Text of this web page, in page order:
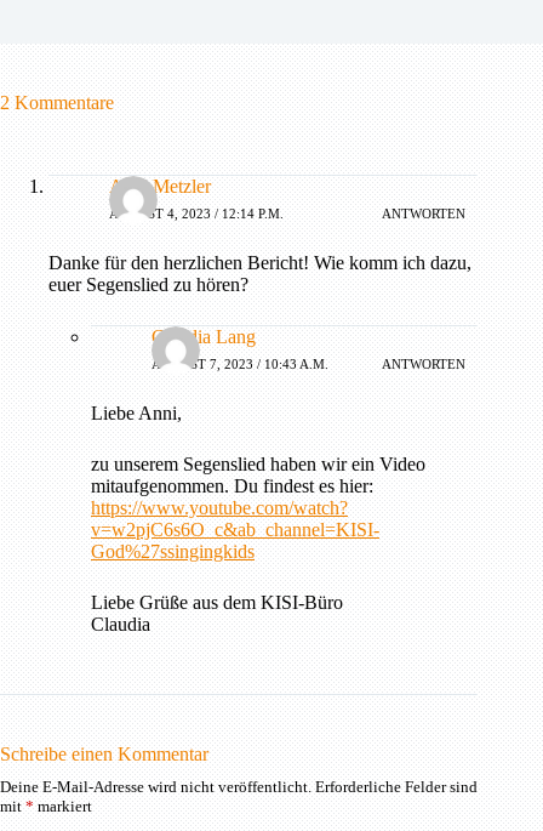
2 Kommentare
Anni Metzler
AUGUST 4, 2023 / 12:14 P.M. ANTWORTEN
Danke für den herzlichen Bericht! Wie komm ich dazu,
euer Segenslied zu hören?
Claudia Lang
AUGUST 7, 2023 / 10:43 A.M. ANTWORTEN
Liebe Anni,
zu unserem Segenslied haben wir ein Video
mitaufgenommen. Du findest es hier:
https://www.youtube.com/watch?
v=w2pjC6s6O_c&ab_channel=KISI-
God%27ssingingkids
Liebe Grüße aus dem KISI-Büro
Claudia
Schreibe einen Kommentar
Deine E-Mail-Adresse wird nicht veröffentlicht. Erforderliche Felder sind
mit*markiert